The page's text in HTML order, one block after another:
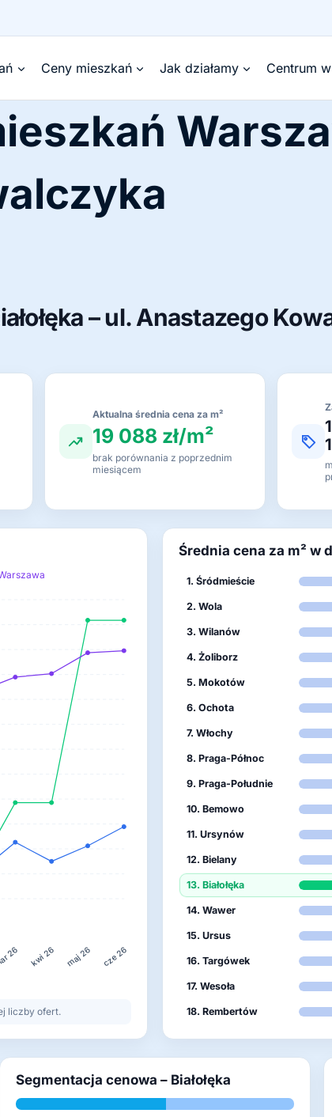
Ceny mieszkań Jak działamy Centrum
– ul. Anastazego
Aktualna średnia cena za m²
19 088 zł/m²
brak porównania z poprzednim
miesiącem
26 kwi 26 maj 26 cze 26
liczby ofert.
Średnia cena za m² w
1. Śródmieście
2. Wola
3. Wilanów
4. Żoliborz
5. Mokotów
6. Ochota
7. Włochy
8. Praga-Północ
9. Praga-Południe
10. Bemowo
11. Ursynów
12. Bielany
13. Białołęka
14. Wawer
15. Ursus
16. Targówek
17. Wesoła
18. Rembertów
Segmentacja cenowa – Białołęka